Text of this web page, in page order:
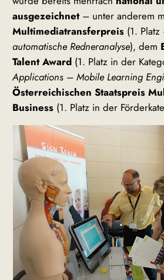
ausgezeichnet– unter anderem
Multimediatransferpreis (1.
automatische Redneranalyse), dem
Talent Award (1. Platz in der
Applications –Mobile Learning
Österreichischen Staatspreis
Business (1. Platz in der